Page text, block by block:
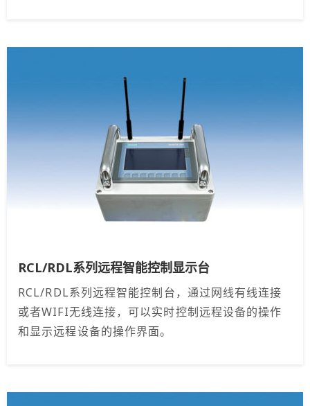
RCL/RDL系列远程智能控制显示台
RCL/RDL系列远程智能控制台，通过网线有线连接
或者WIFI无线连接，可以实时控制远程设备的操作
和显示远程设备的操作界面。